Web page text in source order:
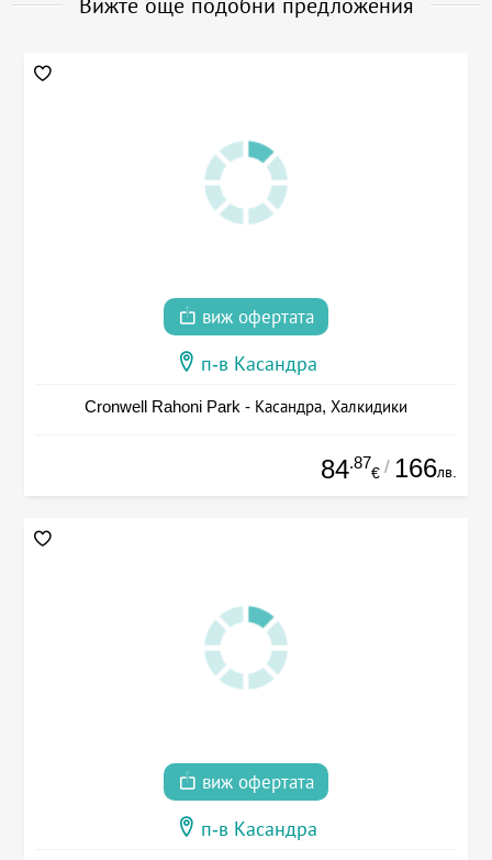
Вижте още подобни предложения
виж офертата
п-в Касандра
Cronwell Rahoni Park - Касандра, Халкидики
84.87
€ / 166лв.
виж офертата
п-в Касандра